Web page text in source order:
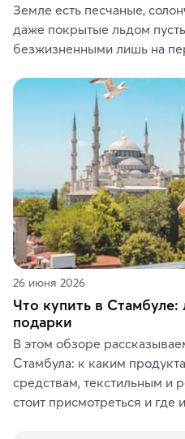
Земле есть песчаные,
даже покрытые льдом
безжизненными лишь на
животные и маршруты,
ярких впечатлений от
26 июня 2026
Что купить в
подарки
В этом обзоре
Стамбула: к каким
средствам, текстильным и
стоит присмотреться и где